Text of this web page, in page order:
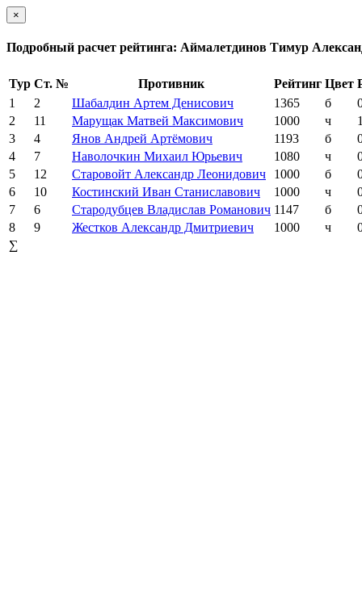
×
Подробный расчет рейтинга: Аймалетдинов Тимур
Тур Ст. № Противник Рейтинг Цвет
1
2 Шабалдин Артем Денисович 1365 б
2
11 Марущак Матвей Максимович 1000 ч
3
4 Янов Андрей Артёмович 1193 б
4
7 Наволочкин Михаил Юрьевич 1080 ч
5
12 Старовойт Александр Леонидович 1000 б
6
10 Костинский Иван Станиславович 1000 ч
7
6 Стародубцев Владислав Романович 1147 б
8
9 Жестков Александр Дмитриевич 1000 ч
∑